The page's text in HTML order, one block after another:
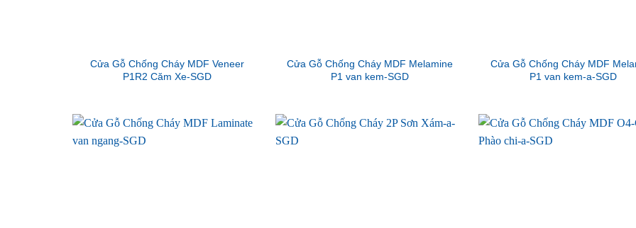
Cửa Gỗ Chống Cháy MDF Veneer
P1R2 Căm Xe-SGD
Cửa Gỗ Chống Cháy MDF Melamine
P1 van kem-SGD
Cửa Gỗ Chống Cháy MDF
P1 van kem-a-SGD